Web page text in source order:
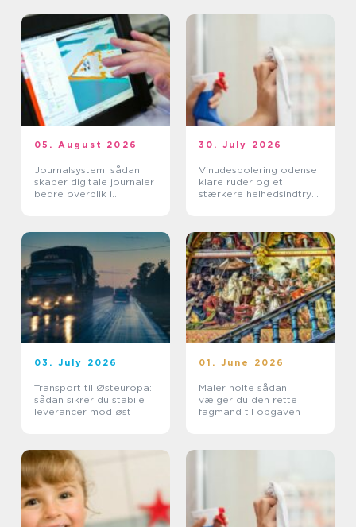
05. August 2026
Journalsystem: sådan
skaber digitale journaler
bedre overblik i
30. July 2026
Vinudespolering odense
klare ruder og et
stærkere helhedsindtryk
03. July 2026
Transport til Østeuropa:
sådan sikrer du stabile
leverancer mod øst
01. June 2026
Maler holte sådan
vælger du den rette
fagmand til opgaven